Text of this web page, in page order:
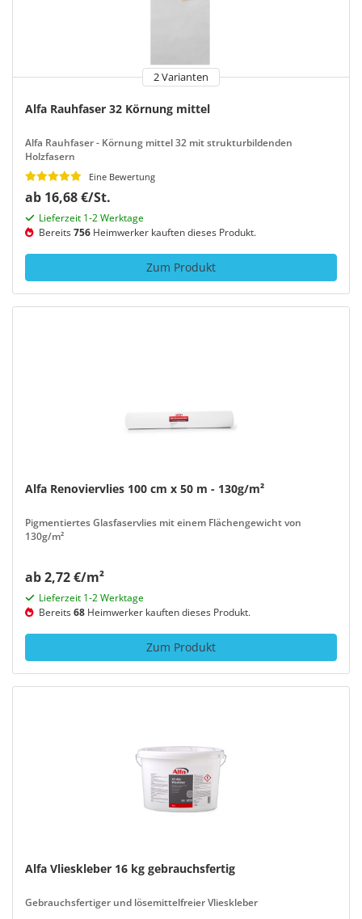
2 Varianten
Alfa Rauhfaser 32 Körnung mittel
Alfa Rauhfaser - Körnung mittel 32 mit strukturbildenden
Holzfasern
Eine Bewertung
ab 16,68 €/St.
Lieferzeit 1-2 Werktage
Bereits756 Heimwerker kauften dieses Produkt.
Zum Produkt
Alfa Renoviervlies 100 cm x 50 m - 130g/m²
Pigmentiertes Glasfaservlies mit einem Flächengewicht von
130g/m²
ab 2,72 €/m²
Lieferzeit 1-2 Werktage
Bereits68 Heimwerker kauften dieses Produkt.
Zum Produkt
Alfa Vlieskleber 16 kg gebrauchsfertig
Gebrauchsfertiger und lösemittelfreier Vlieskleber